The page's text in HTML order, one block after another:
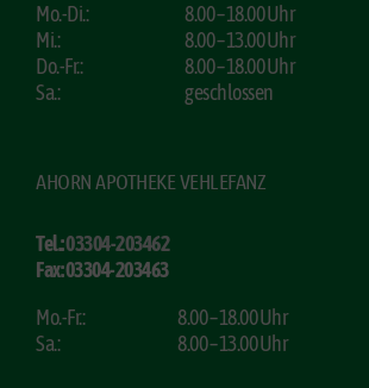
Mo.-Di.:
8.00 – 18.00 Uhr
Mi.:
8.00 – 13.00 Uhr
Do.-Fr.:
8.00 – 18.00 Uhr
Sa.:
geschlossen
AHORN APOTHEKE VEHLEFANZ
Tel.:03304-203462
Fax: 03304-203463
Mo.-Fr.:
8.00 – 18.00 Uhr
Sa.:
8.00 – 13.00 Uhr